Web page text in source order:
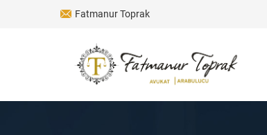
Fatmanur Toprak